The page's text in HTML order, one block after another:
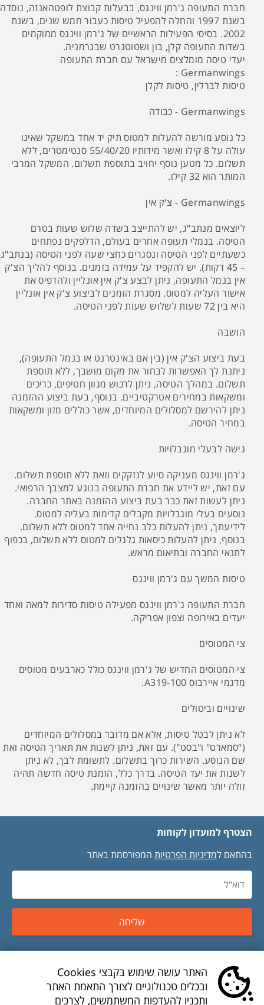
חברת התעופה ג'רמן ווינגס, בבעלות קבוצת לופטהאנזה, נוסדה
בשנת 1997 והחלה להפעיל טיסות כעבור חמש שנים, בשנת
2002. בסיסי הפעילות הראשיים של ג'רמן ווינגס ממוקמים
בשדות התעופה קלן, בון ושטוטגרט שבגרמניה.
יעדי טיסה מומלצים מישראל עם חברת התעופה
Germanwings :
טיסות לברלין, טיסות לקלן
Germanwings - כבודה
כל נוסע מורשה להעלות למטוס תיק יד אחד במשקל שאינו
עולה על 8 קילו ואשר מידותיו 55/40/20 סנטימטרים, ללא
תשלום. כל מטען נוסף יחויב בתוספת תשלום. המשקל המרבי
המותר הוא 32 קילו.
Germanwings - צ'ק אין
ליוצאים מנתב"ג, יש להתייצב בשדה שלוש שעות בטרם
הטיסה. בנמלי תעופה אחרים בעולם, הדלפקים נפתחים
כשעתיים לפני הטיסה ונסגרים כחצי שעה לפני הטיסה (בנתב"ג
– 45 דקות). יש להקפיד על עמידה בזמנים. בנוסף להליך הצ'ק
אין בנמל התעופה, ניתן לבצע צ'ק אין אונליין ולהדפיס את
אישור העליה למטוס. מסגרת הזמנים לביצוע צ'ק אין אונליין
היא בין 72 שעות לשלוש שעות לפני הטיסה.
הושבה
בעת ביצוע הצ'ק אין (בין אם באינטרנט או בנמל התעופה),
ניתנת לך האפשרות לבחור את מקום מושבך, ללא תוספת
תשלום. במהלך הטיסה, ניתן לרכוש מגוון חטיפים, כריכים
ומשקאות במחירים אטרקטיביים. בנוסף, בעת ביצוע ההזמנה
ניתן להירשם למסלולים המיוחדים, אשר כוללים מזון ומשקאות
במחיר הטיסה.
גישה לבעלי מוגבלויות
ג'רמן ווינגס מעניקה סיוע לנזקקים וזאת ללא תוספת תשלום.
עם זאת, יש ליידע את חברת התעופה בנוגע למצבך הרפואי.
ניתן לעשות זאת כבר בעת ביצוע ההזמנה באתר החברה.
נוסעים בעלי מוגבלויות מקבלים קדימות בעליה למטוס.
לידיעתך, ניתן להעלות כלב נחייה אחד למטוס ללא תשלום.
בנוסף, ניתן להעלות כיסאות גלגלים למטוס ללא תשלום, בכפוף
לתנאי החברה ובתיאום מראש.
טיסות המשך עם ג'רמן ווינגס
חברת התעופה ג'רמן ווינגס מפעילה טיסות סדירות למאה ואחד
יעדים באירופה וצפון אפריקה.
צי המטוסים
צי המטוסים החדיש של ג'רמן ווינגס כולל כארבעים מטוסים
מדגמי איירבוס A319-100.
שינויים וביטולים
לא ניתן לבטל טיסות, אלא אם מדובר במסלולים המיוחדים
(“סמארט" ו"בסט"). עם זאת, ניתן לשנות את תאריך הטיסה ואת
שם הנוסע. השירות כרוך בתשלום. לתשומת לבך, לא ניתן
לשנות את יעד הטיסה. בדרך כלל, הזמנת טיסה חדשה תהיה
זולה יותר מאשר שינויים בהזמנה קיימת.
הצטרף למועדון לקוחות
בהתאם למדיניות הפרטיות המפורסמת באתר
שליחה
טיסות זולות
טיסות לואו קוסט
האתר עושה שימוש בקבצי Cookies
ובכלים טכנולוגיים לצורך התאמת האתר
ותכניו להעדפות המשתמשים, לצרכים